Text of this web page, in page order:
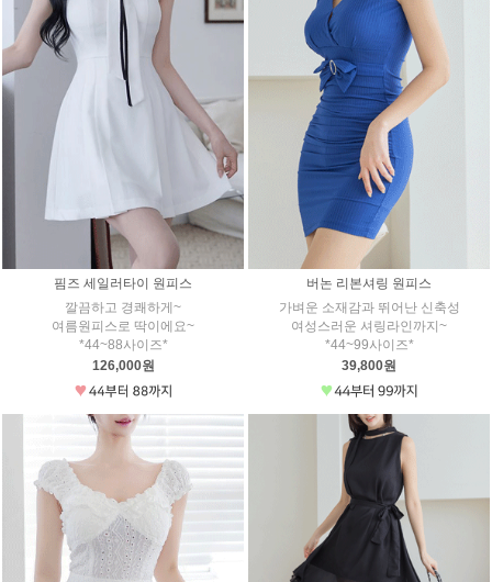
핌즈 세일러타이 원피스
깔끔하고 경쾌하게~
여름원피스로 딱이에요~
*44~88사이즈*
126,000원
버논 리본셔링 원피스
가벼운 소재감과 뛰어난 신축성
여성스러운 셔링라인까지~
*44~99사이즈*
39,800원